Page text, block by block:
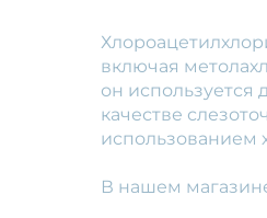
включая
он используется
качестве
использованием
В нашем